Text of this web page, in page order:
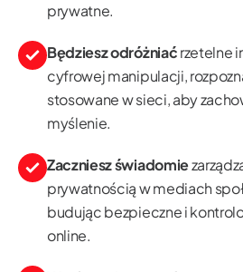
prywatne.
Będziesz odróżniaćrzetelne
cyfrowej manipulacji,
stosowane w sieci, aby
myślenie.
Zaczniesz świadomie
prywatnością w mediach
budując bezpieczne i
online.